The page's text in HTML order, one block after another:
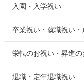
入園・入学祝い
卒業祝い・就職祝い
栄転のお祝い・昇進の
退職・定年退職祝い